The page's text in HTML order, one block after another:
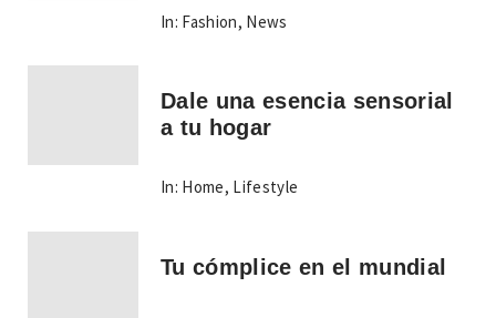
In: Fashion, News
Dale una esencia sensorial
a tu hogar
In: Home, Lifestyle
Tu cómplice en el mundial